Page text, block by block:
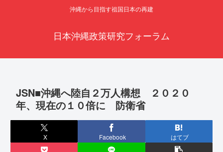
沖縄から目指す祖国日本の再建
日本沖縄政策研究フォーラム
JSN■沖縄へ陸自２万人構想 ２０２０
年、現在の１０倍に 防衛省
X Facebook はてブ